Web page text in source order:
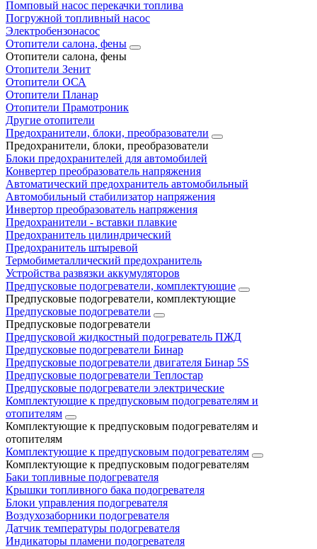
Помповый насос перекачки топлива
Погружной топливный насос
Электробензонасос
Отопители салона, фены
Отопители салона, фены
Отопители Зенит
Отопители ОСА
Отопители Планар
Отопители Прамотроник
Другие отопители
Предохранители, блоки, преобразователи
Предохранители, блоки, преобразователи
Блоки предохранителей для автомобилей
Конвертер преобразователь напряжения
Автоматический предохранитель автомобильный
Автомобильный стабилизатор напряжения
Инвертор преобразователь напряжения
Предохранители - вставки плавкие
Предохранитель цилиндрический
Предохранитель штыревой
Термобиметаллический предохранитель
Устройства развязки аккумуляторов
Предпусковые подогреватели, комплектующие
Предпусковые подогреватели, комплектующие
Предпусковые подогреватели
Предпусковые подогреватели
Предпусковой жидкостный подогреватель ПЖД
Предпусковые подогреватели Бинар
Предпусковые подогреватели двигателя Бинар 5S
Предпусковые подогреватели Теплостар
Предпусковые подогреватели электрические
Комплектующие к предпусковым подогревателям и
отопителям
Комплектующие к предпусковым подогревателям и
отопителям
Комплектующие к предпусковым подогревателям
Комплектующие к предпусковым подогревателям
Баки топливные подогревателя
Крышки топливного бака подогревателя
Блоки управления подогревателя
Воздухозаборники подогревателя
Датчик температуры подогревателя
Индикаторы пламени подогревателя